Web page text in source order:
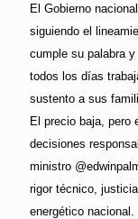
El Gobierno
siguiendo el
cumple su palabra
todos los días
sustento a sus
El precio baja, pero
decisiones
ministro
rigor técnico,
energético nacional.